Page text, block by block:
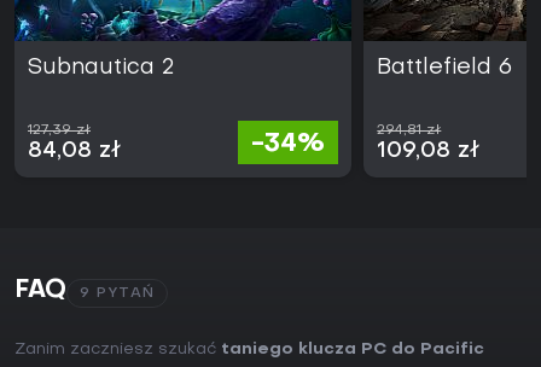
Subnautica 2
127,39 zł
84,08 zł -34%
Battlefield 6
294,81 zł
109,08 zł
FAQ 9 PYTAŃ
Zanim zaczniesz szukać taniego klucza PC do Pacific